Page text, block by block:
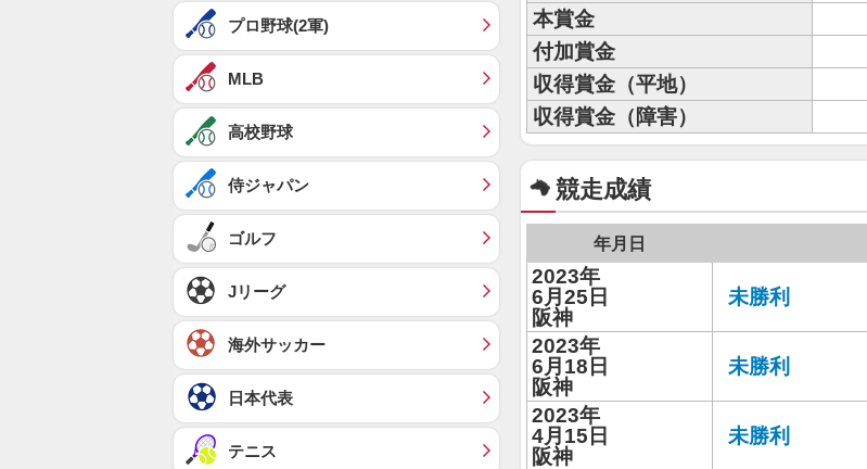
本賞金
付加賞金
収得賞金（平地）
収得賞金（障害）
競走成績
年月日
2023年
6月25日
阪神
未勝利
2023年
6月18日
阪神
未勝利
2023年
4月15日
阪神
未勝利
プロ野球(2軍)
MLB
高校野球
侍ジャパン
ゴルフ
Jリーグ
海外サッカー
日本代表
テニス